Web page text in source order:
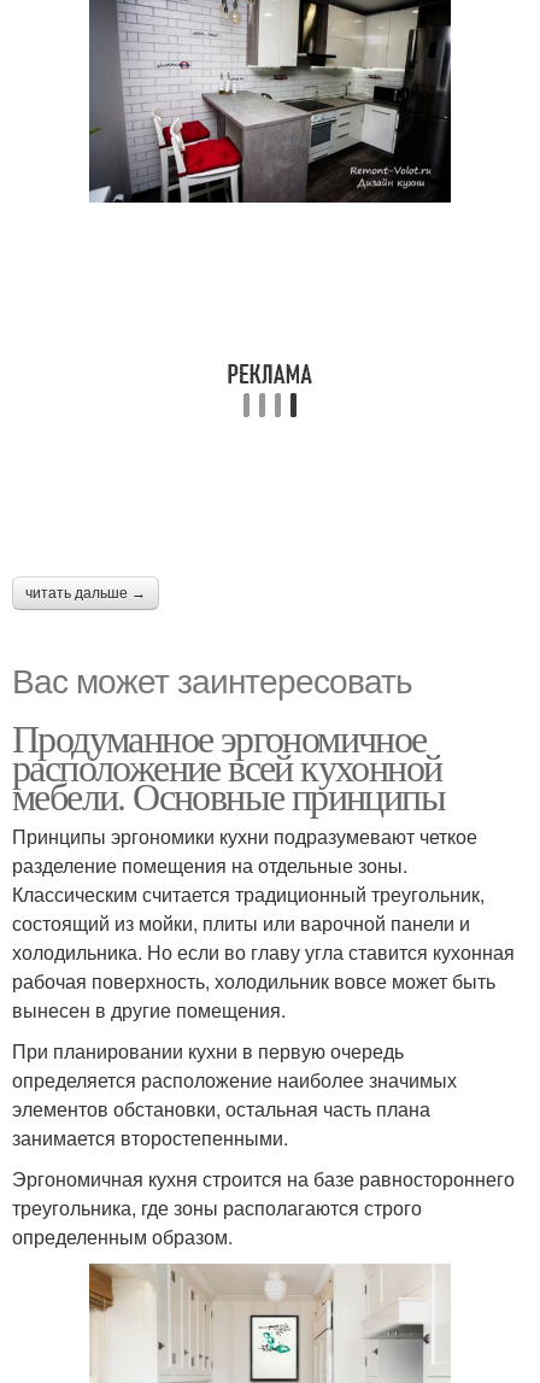
читать дальше →
Вас может заинтересовать
Продуманное эргономичное
расположение всей кухонной
мебели. Основные принципы
Принципы эргономики кухни подразумевают четкое
разделение помещения на отдельные зоны.
Классическим считается традиционный треугольник,
состоящий из мойки, плиты или варочной панели и
холодильника. Но если во главу угла ставится кухонная
рабочая поверхность, холодильник вовсе может быть
вынесен в другие помещения.
При планировании кухни в первую очередь
определяется расположение наиболее значимых
элементов обстановки, остальная часть плана
занимается второстепенными.
Эргономичная кухня строится на базе равностороннего
треугольника, где зоны располагаются строго
определенным образом.